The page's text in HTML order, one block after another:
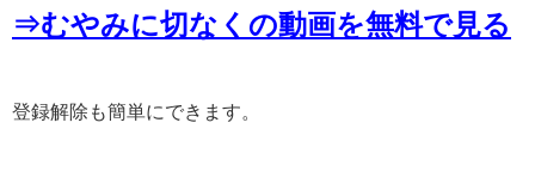
⇒むやみに切なくの動画を無料で見る
登録解除も簡単にできます。